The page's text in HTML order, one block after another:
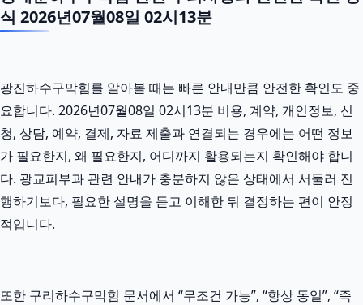
식 2026년07월08일 02시13분
광진하수구막힘를 알아볼 때는 빠른 안내만큼 안전한 확인도 중
요합니다. 2026년07월08일 02시13분 비용, 계약, 개인정보, 신
청, 상담, 예약, 결제, 자료 제출과 연결되는 경우에는 어떤 정보
가 필요한지, 왜 필요한지, 어디까지 활용되는지 확인해야 합니
다. 광교피부과 관련 안내가 충분하지 않은 상태에서 서둘러 진
행하기보다, 필요한 설명을 듣고 이해한 뒤 결정하는 편이 안정
적입니다.
또한 구리하수구막힘 문서에서 “무조건 가능”, “항상 동일”, “즉